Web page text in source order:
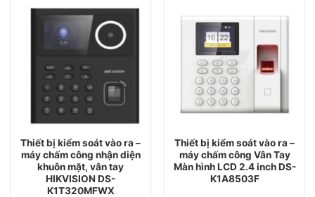
Thiết bị kiểm soát vào ra –
máy chấm công nhận diện
khuôn mặt, vân tay
HIKVISION DS-
K1T320MFWX
Thiết bị kiểm soát vào ra –
máy chấm công Vân Tay
Màn hình LCD 2.4 inch DS-
K1A8503F